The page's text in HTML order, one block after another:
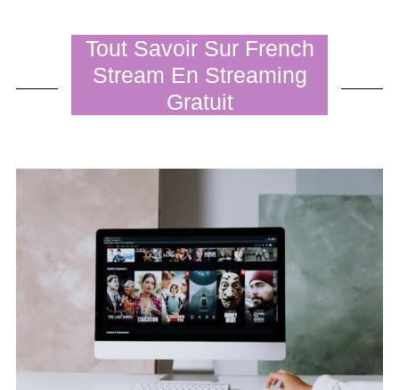
Tout Savoir Sur French
Stream En Streaming
Gratuit